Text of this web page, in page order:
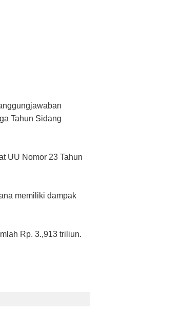
Tahun Sidang
UU Nomor 23 Tahun
memiliki dampak
Rp. 3.,913 triliun.